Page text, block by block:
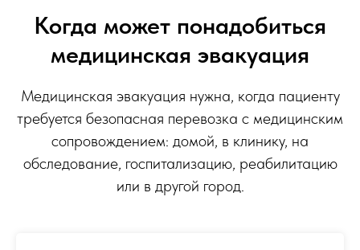
Когда может понадобиться
медицинская эвакуация
Медицинская эвакуация нужна, когда пациенту
требуется безопасная перевозка с медицинским
сопровождением: домой, в клинику, на
обследование, госпитализацию, реабилитацию
или в другой город.